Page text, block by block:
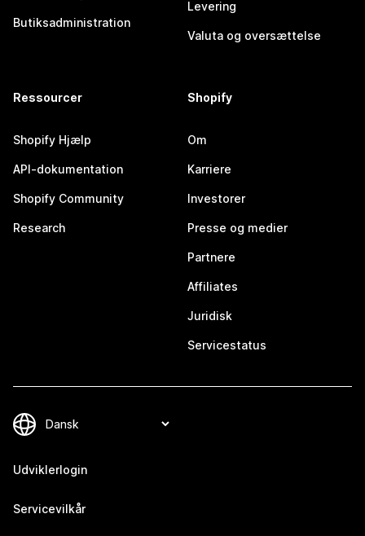
Butiksadministration
Levering
Valuta og oversættelse
Ressourcer
Shopify Hjælp
API-dokumentation
Shopify Community
Research
Shopify
Om
Karriere
Investorer
Presse og medier
Partnere
Affiliates
Juridisk
Servicestatus
Udviklerlogin
Servicevilkår